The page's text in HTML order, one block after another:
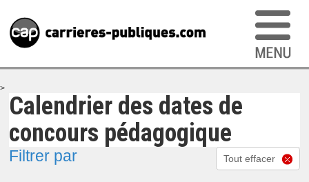
>
Calendrier des dates de
concours pédagogique
Filtrer par Tout effacer